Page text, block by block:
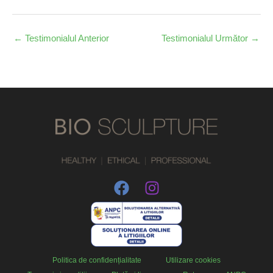
← Testimonialul Anterior Testimonialul Următor →
Politica de confidențialitate
Utilizare cookies